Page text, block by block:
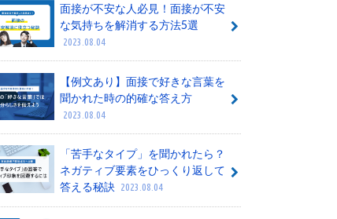
面接が不安な人必見！面接が不安
な気持ちを解消する方法5選
2023.08.04
【例文あり】面接で好きな言葉を
聞かれた時の的確な答え方
2023.08.04
「苦手なタイプ」を聞かれたら？
ネガティブ要素をひっくり返して
答える秘訣 2023.08.04